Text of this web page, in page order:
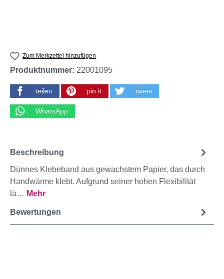
Zum Merkzettel hinzufügen
Produktnummer: 22001095
teilen pin it tweet
WhatsApp
Beschreibung
Dünnes Klebeband aus gewachstem Papier, das durch
Handwärme klebt. Aufgrund seiner hohen Flexibilität
lä… Mehr
Bewertungen